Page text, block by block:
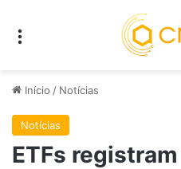
Início / Notícias
Notícias
ETFs